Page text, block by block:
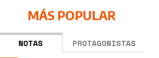
MÁS POPULAR
NOTAS PROTAGONISTAS